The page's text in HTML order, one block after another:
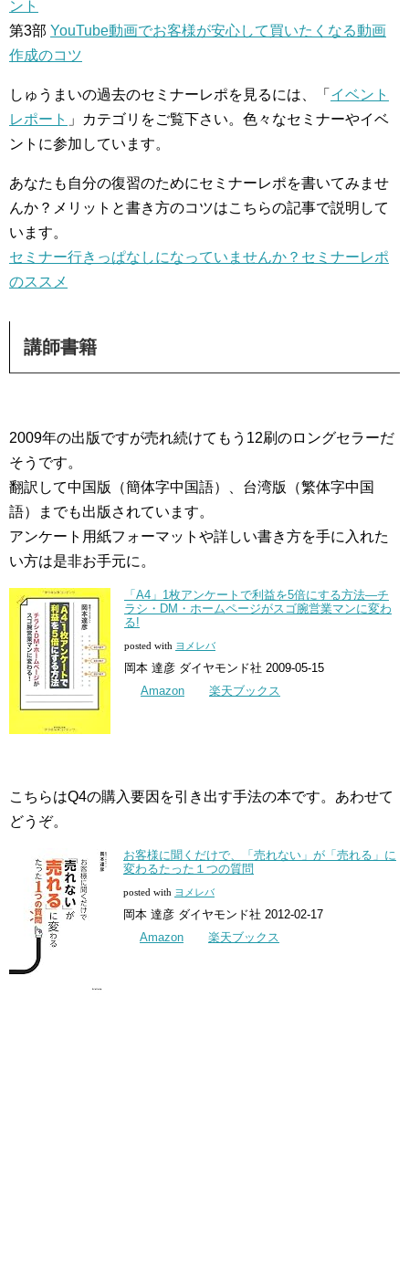
ント
第3部 YouTube動画でお客様が安心して買いたくなる動画
作成のコツ
しゅうまいの過去のセミナーレポを見るには、「 イベント
レポート 」カテゴリをご覧下さい。色々なセミナーやイベ
ントに参加しています。
あなたも自分の復習のためにセミナーレポを書いてみませ
んか？メリットと書き方のコツはこちらの記事で説明して
います。
セミナー行きっぱなしになっていませんか？セミナーレポ
のススメ
講師書籍
2009年の出版ですが売れ続けてもう12刷のロングセラーだ
そうです。
翻訳して中国版（簡体字中国語）、台湾版（繁体字中国
語）までも出版されています。
アンケート用紙フォーマットや詳しい書き方を手に入れた
い方は是非お手元に。
「A4」1枚アンケートで利益を5倍にする方法―チ
ラシ・DM・ホームページがスゴ腕営業マンに変わ
る!
posted with ヨメレバ
岡本 達彦 ダイヤモンド社 2009-05-15
Amazon
楽天ブックス
こちらはQ4の購入要因を引き出す手法の本です。あわせて
どうぞ。
お客様に聞くだけで、「売れない」が「売れる」に
変わるたった１つの質問
posted with ヨメレバ
岡本 達彦 ダイヤモンド社 2012-02-17
Amazon
楽天ブックス